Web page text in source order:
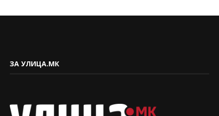
ЗА УЛИЦА.МК